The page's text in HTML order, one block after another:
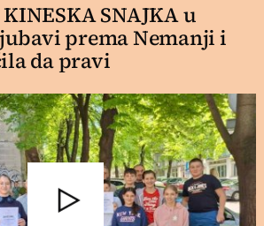
SNAJKA u
prema Nemanji i
da pravi